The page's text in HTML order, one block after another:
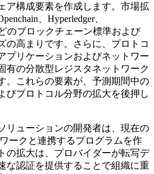
ア構成要素を作成します。市場拡
、Hyperledger、
のブロックチェーン標準および
の高まりです。さらに、プロトコ
プリケーションおよびネットワー
有の分散型レジスタネットワーク
。これらの要素が、予測期間中の
びプロトコル分野の拡大を後押し
リューションの開発者は、現在の
ークと連携するプログラムを作
の拡大は、プロバイダーが転写デ
な認証を提供することで組織に重